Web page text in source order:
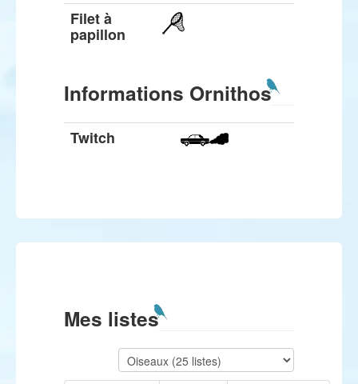
Filet à
papillon
Informations Ornithos
Twitch
Mes listes